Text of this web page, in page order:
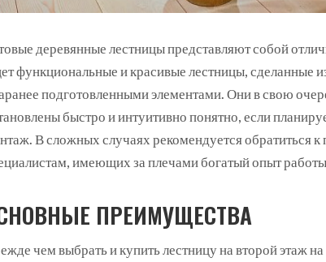
деревянные лестницы представляют собой
функциональные и красивые лестницы, сделанные
подготовленными элементами.Они в свою
быстро и интуитивно понятно, если
В сложных случаях рекомендуется обратиться
имеющих за плечами богатый опыт работы
ПРЕИМУЩЕСТВА
чем выбрать и купить лестницу на второй этаж на